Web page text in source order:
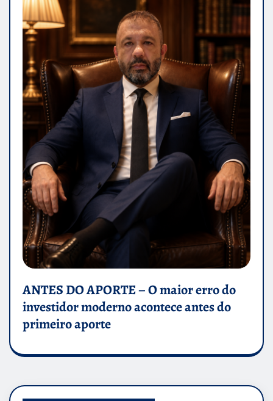
ANTES DO APORTE – O maior erro do
investidor moderno acontece antes do
primeiro aporte